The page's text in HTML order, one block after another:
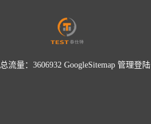
总流量：3606932 GoogleSitemap 管理登陆